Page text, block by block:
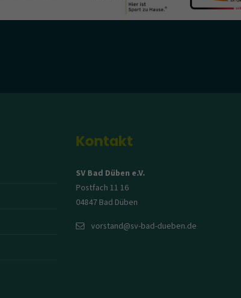
Kontakt
SV Bad Düben e.V.
Postfach 11 16
04847 Bad Düben
vorstand@sv-bad-dueben.de